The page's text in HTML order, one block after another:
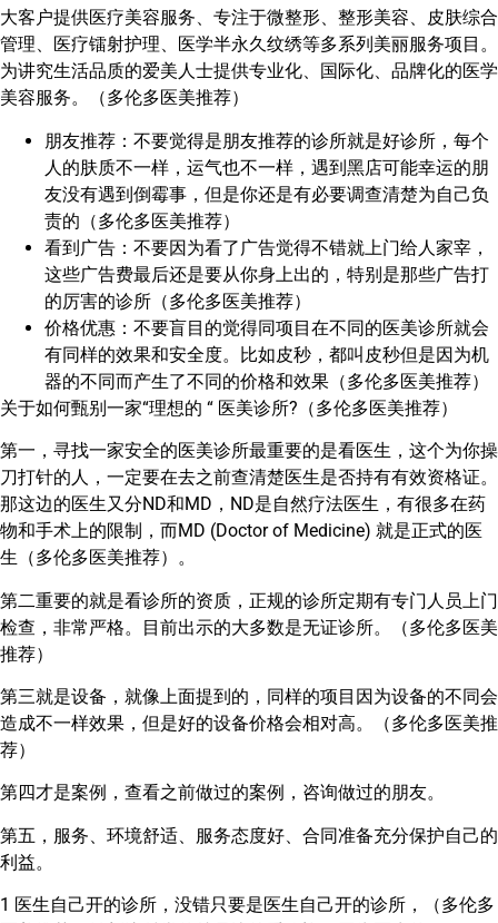
大客户提供医疗美容服务、专注于微整形、整形美容、皮肤综合
管理、医疗镭射护理、医学半永久纹绣等多系列美丽服务项目。
为讲究生活品质的爱美人士提供专业化、国际化、品牌化的医学
美容服务。（多伦多医美推荐）
朋友推荐：不要觉得是朋友推荐的诊所就是好诊所，每个
人的肤质不一样，运气也不一样，遇到黑店可能幸运的朋
友没有遇到倒霉事，但是你还是有必要调查清楚为自己负
责的（多伦多医美推荐）
看到广告：不要因为看了广告觉得不错就上门给人家宰，
这些广告费最后还是要从你身上出的，特别是那些广告打
的厉害的诊所（多伦多医美推荐）
价格优惠：不要盲目的觉得同项目在不同的医美诊所就会
有同样的效果和安全度。比如皮秒，都叫皮秒但是因为机
器的不同而产生了不同的价格和效果（多伦多医美推荐）
关于如何甄别一家“理想的 “ 医美诊所?（多伦多医美推荐）
第一，寻找一家安全的医美诊所最重要的是看医生，这个为你操
刀打针的人，一定要在去之前查清楚医生是否持有有效资格证。
那这边的医生又分ND和MD，ND是自然疗法医生，有很多在药
物和手术上的限制，而MD (Doctor of Medicine) 就是正式的医
生（多伦多医美推荐）。
第二重要的就是看诊所的资质，正规的诊所定期有专门人员上门
检查，非常严格。目前出示的大多数是无证诊所。（多伦多医美
推荐）
第三就是设备，就像上面提到的，同样的项目因为设备的不同会
造成不一样效果，但是好的设备价格会相对高。（多伦多医美推
荐）
第四才是案例，查看之前做过的案例，咨询做过的朋友。
第五，服务、环境舒适、服务态度好、合同准备充分保护自己的
利益。
1 医生自己开的诊所，没错只要是医生自己开的诊所，（多伦多